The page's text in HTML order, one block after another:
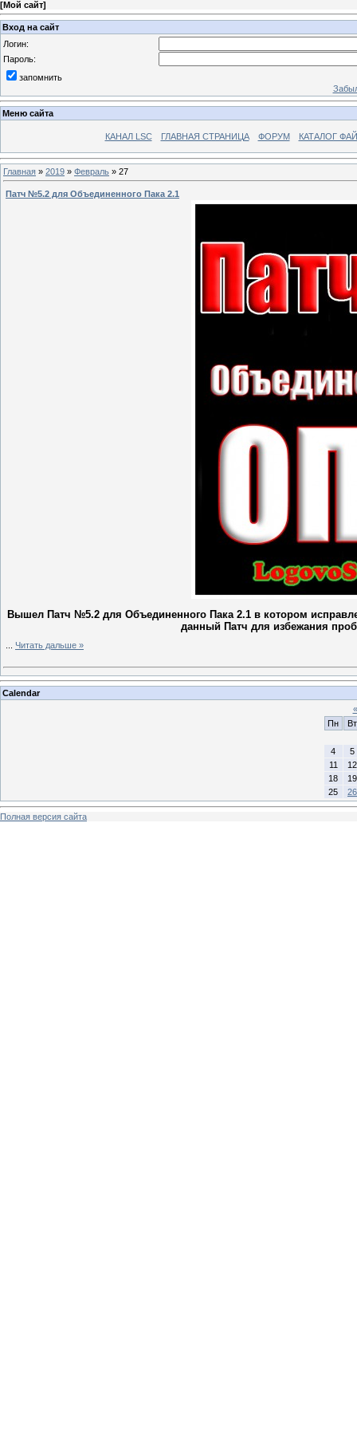
[Мой сайт]
Вход на сайт
Логин:
Пароль:
запомнить
Меню сайта
КАНАЛ LSC ГЛАВНАЯ СТРАНИЦА ФОРУМ КАТАЛОГ
Главная » 2019 » Февраль » 27
Патч №5.2 для Объединенного Пака 2.1
Вышел Патч №5.2 для Объединенного Пака 2.1 в котором
данный Патч для избежания
Читать дальше »
Calendar
«
Пн
Вт
4
5
11
12
18
19
25
26
Полная версия сайта